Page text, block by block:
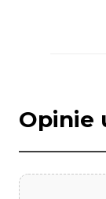
Opinie